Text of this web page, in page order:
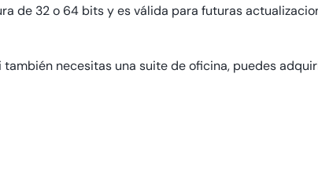
de 32 o 64 bits y es válida para futuras
también necesitas una suite de oficina, puedes